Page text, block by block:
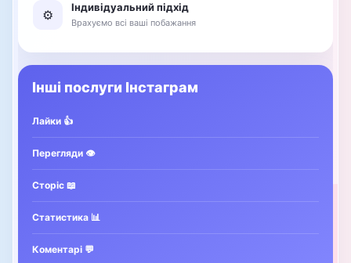
⚙️ Індивідуальний підхід
Врахуємо всі ваші побажання
Інші послуги Інстаграм
Лайки 👍
Перегляди 👁️
Сторіс 📖
Статистика 📊
Коментарі 💬